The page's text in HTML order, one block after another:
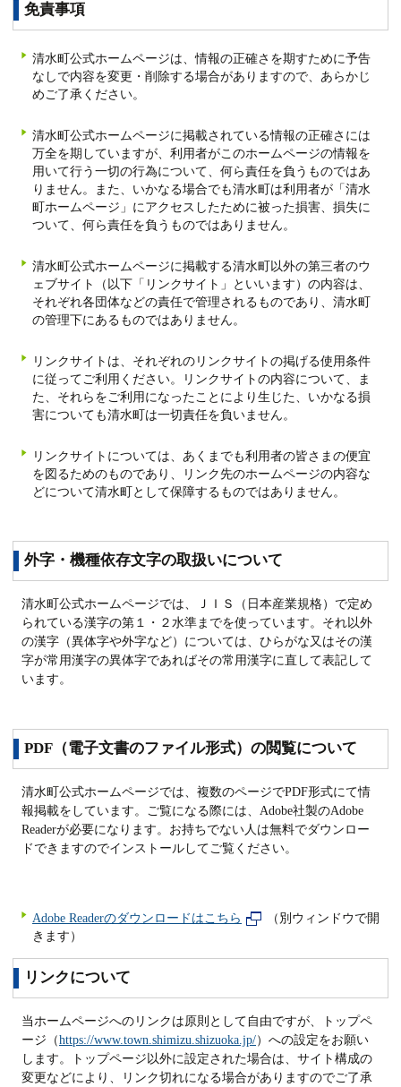
免責事項
清水町公式ホームページは、情報の正確さを期すために予告
なしで内容を変更・削除する場合がありますので、あらかじ
めご了承ください。
清水町公式ホームページに掲載されている情報の正確さには
万全を期していますが、利用者がこのホームページの情報を
用いて行う一切の行為について、何ら責任を負うものではあ
りません。また、いかなる場合でも清水町は利用者が「清水
町ホームページ」にアクセスしたために被った損害、損失に
ついて、何ら責任を負うものではありません。
清水町公式ホームページに掲載する清水町以外の第三者のウ
ェブサイト（以下「リンクサイト」といいます）の内容は、
それぞれ各団体などの責任で管理されるものであり、清水町
の管理下にあるものではありません。
リンクサイトは、それぞれのリンクサイトの掲げる使用条件
に従ってご利用ください。リンクサイトの内容について、ま
た、それらをご利用になったことにより生じた、いかなる損
害についても清水町は一切責任を負いません。
リンクサイトについては、あくまでも利用者の皆さまの便宜
を図るためのものであり、リンク先のホームページの内容な
どについて清水町として保障するものではありません。
外字・機種依存文字の取扱いについて
清水町公式ホームページでは、ＪＩＳ（日本産業規格）で定め
られている漢字の第１・２水準までを使っています。それ以外
の漢字（異体字や外字など）については、ひらがな又はその漢
字が常用漢字の異体字であればその常用漢字に直して表記して
います。
PDF（電子文書のファイル形式）の閲覧について
清水町公式ホームページでは、複数のページでPDF形式にて情
報掲載をしています。ご覧になる際には、Adobe社製のAdobe
Readerが必要になります。お持ちでない人は無料でダウンロー
ドできますのでインストールしてご覧ください。
Adobe Readerのダウンロードはこちら
（別ウィンドウで開
きます）
リンクについて
当ホームページへのリンクは原則として自由ですが、トップペ
ージ（https://www.town.shimizu.shizuoka.jp/）への設定をお願い
します。トップページ以外に設定された場合は、サイト構成の
変更などにより、リンク切れになる場合がありますのでご了承